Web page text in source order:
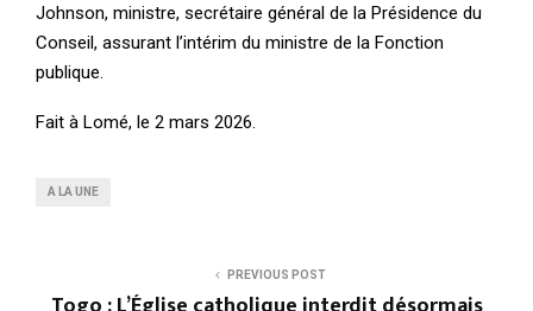
Johnson, ministre, secrétaire général de la Présidence du
Conseil, assurant l’intérim du ministre de la Fonction
publique.
Fait à Lomé, le 2 mars 2026.
A LA UNE
PREVIOUS POST